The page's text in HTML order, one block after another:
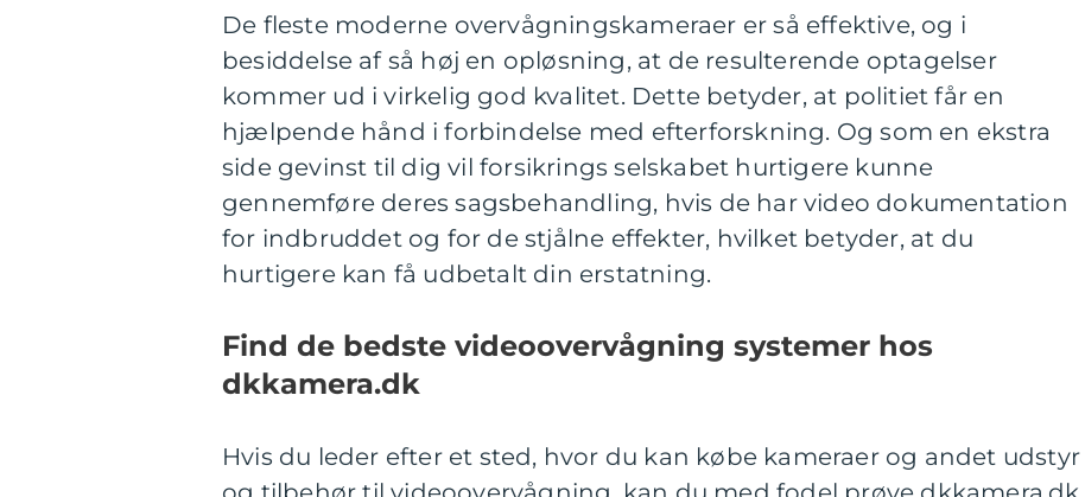
De fleste moderne overvågningskameraer er så effektive, og i
besiddelse af så høj en opløsning, at de resulterende optagelser
kommer ud i virkelig god kvalitet. Dette betyder, at politiet får en
hjælpende hånd i forbindelse med efterforskning. Og som en ekstra
side gevinst til dig vil forsikrings selskabet hurtigere kunne
gennemføre deres sagsbehandling, hvis de har video dokumentation
for indbruddet og for de stjålne effekter, hvilket betyder, at du
hurtigere kan få udbetalt din erstatning.
Find de bedste videoovervågning systemer hos
dkkamera.dk
Hvis du leder efter et sted, hvor du kan købe kameraer og andet udstyr